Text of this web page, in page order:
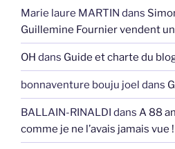
Marie laure MARTIN dans
Guillemine Fournier vendent
OH dans Guide et charte du
bonnaventure bouju joel dans
BALLAIN-RINALDI dans A 88
comme je ne l’avais jamais vue !